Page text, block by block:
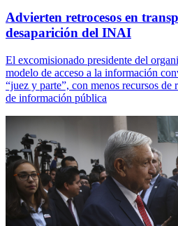
Advierten retrocesos en
desaparición del INAI
El excomisionado presidente del
modelo de acceso a la información
“juez y parte”, con menos recursos de
de información pública